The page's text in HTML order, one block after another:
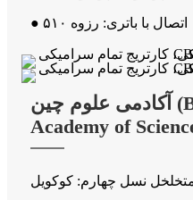
● اتصال با باتری: رزوه ۵۱۰
آکادمی علوم چین (BOSHANG x Chinese
Academy of
نسل چهارم: کوکویل